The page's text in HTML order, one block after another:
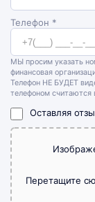
Телефон *
МЫ просим указать
финансовая
Телефон НЕ БУДЕТ
телефоном
Оставляя
Перетащите